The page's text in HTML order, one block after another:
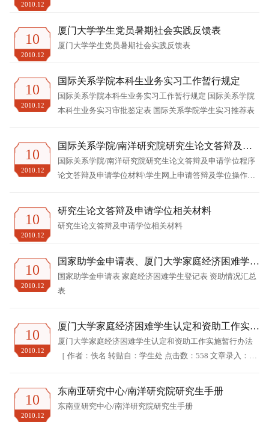
2010.12
10
2010.12
厦门大学学生党员暑期社会实践反馈表
厦门大学学生党员暑期社会实践反馈表
10
2010.12
国际关系学院本科生业务实习工作暂行规定
国际关系学院本科生业务实习工作暂行规定 国际关系学院
本科生业务实习审批鉴定表 国际关系学院学生实习推荐表
10
2010.12
国际关系学院/南洋研究院研究生论文答辩及申
请学位程序
国际关系学院/南洋研究院研究生论文答辩及申请学位程序
论文答辩及申请学位材料\学生网上申请答辩及学位操作办
10
2010.12
研究生论文答辩及申请学位相关材料
研究生论文答辩及申请学位相关材料
10
2010.12
国家助学金申请表、厦门大学家庭经济困难学生
登记表
国家助学金申请表 家庭经济困难学生登记表 资助情况汇总
表
10
2010.12
厦门大学家庭经济困难学生认定和资助工作实施
暂行办法
厦门大学家庭经济困难学生认定和资助工作实施暂行办法
［ 作者：佚名 转贴自：学生处 点击数：558 文章录入：
10
2010.12
东南亚研究中心/南洋研究院研究生手册
东南亚研究中心/南洋研究院研究生手册